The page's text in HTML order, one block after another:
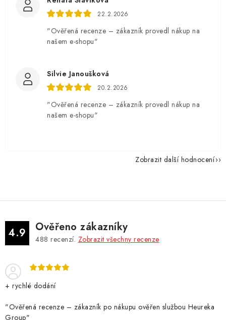
22.2.2026
"Ověřená recenze – zákazník provedl nákup na
našem e-shopu"
Silvie Janoušková
20.2.2026
"Ověřená recenze – zákazník provedl nákup na
našem e-shopu"
Zobrazit další hodnocení
4.9 Ověřeno zákazníky
488 recenzí. Zobrazit všechny recenze
+ rychlé dodání
"Ověřená recenze – zákazník po nákupu ověřen službou Heureka
Group"